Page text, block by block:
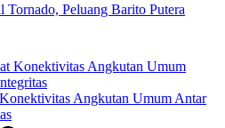
Peluang Barito Putera
Angkutan Umum Antar